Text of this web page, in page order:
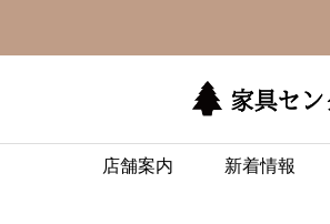
店舗案内 新着情報